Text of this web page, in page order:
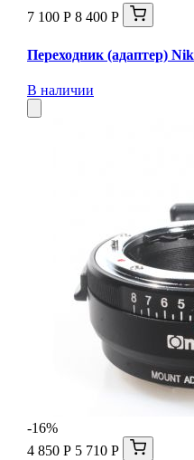
7 100 Р 8 400 Р
Переходник (адаптер)
В наличии
-16%
4 850 Р 5 710 Р